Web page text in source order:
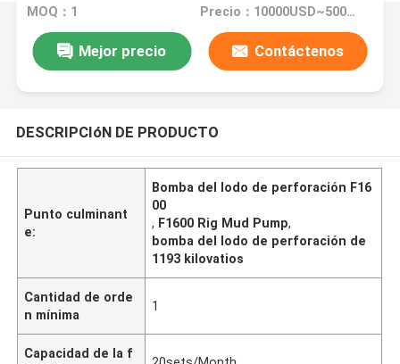
MOQ：1 Precio：10000USD~50000USD
Mejor precio Contáctenos
DESCRIPCIóN DE PRODUCTO
Punto culminant
e:
Bomba del lodo de perforación F16
00
, F1600 Rig Mud Pump,
bomba del lodo de perforación de
1193 kilovatios
Cantidad de orde
n mínima
1
Capacidad de la f